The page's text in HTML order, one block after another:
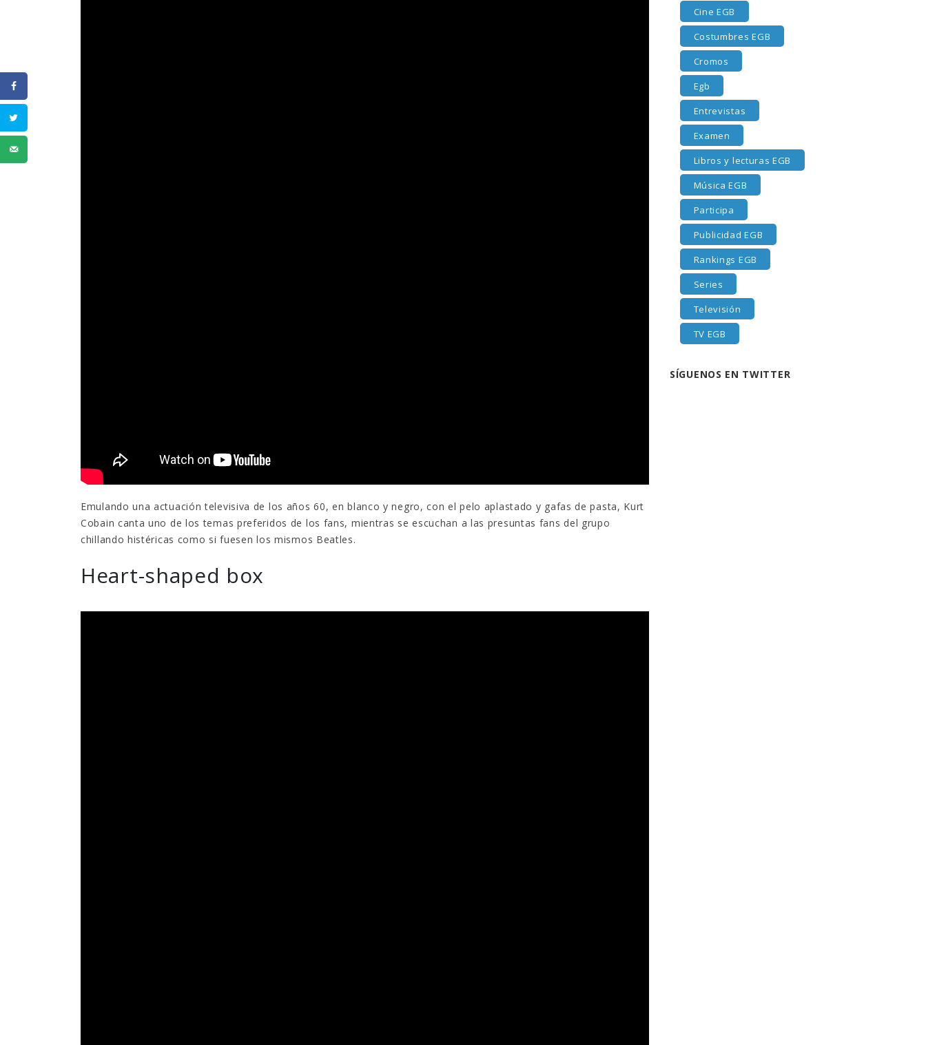
Emulando una actuación televisiva de los años 60, en blanco y negro, con el pelo aplastado y gafas de pasta, Kurt
Cobain canta uno de los temas preferidos de los fans, mientras se escuchan a las presuntas fans del grupo
chillando histéricas como si fuesen los mismos Beatles.
Heart-shaped box
Cine EGB
Costumbres EGB
Cromos
Egb
Entrevistas
Examen
Libros y lecturas EGB
Música EGB
Participa
Publicidad EGB
Rankings EGB
Series
Televisión
TV EGB
SÍGUENOS EN TWITTER